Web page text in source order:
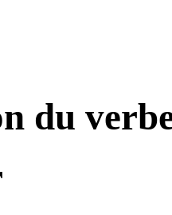
du